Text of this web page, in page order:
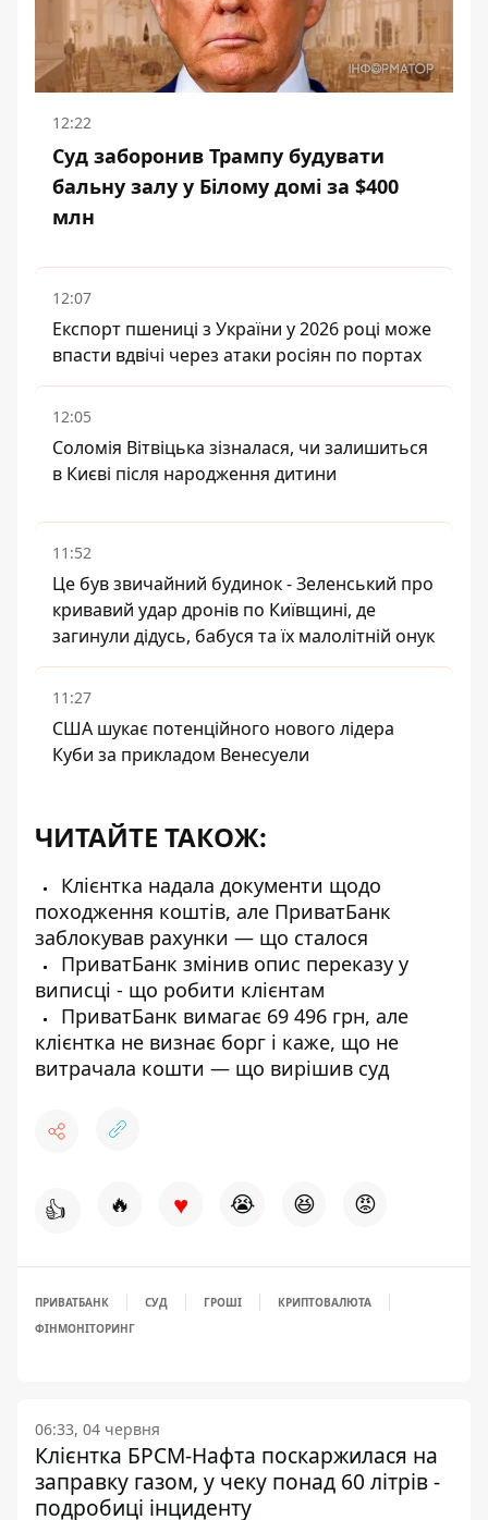
12:22
Суд заборонив Трампу будувати
бальну залу у Білому домі за $400
млн
12:07
Експорт пшениці з України у 2026 році може
впасти вдвічі через атаки росіян по портах
12:05
Соломія Вітвіцька зізналася, чи залишиться
в Києві після народження дитини
11:52
Це був звичайний будинок - Зеленський про
кривавий удар дронів по Київщині, де
загинули дідусь, бабуся та їх малолітній онук
11:27
США шукає потенційного нового лідера
Куби за прикладом Венесуели
ЧИТАЙТЕ ТАКОЖ:
Клієнтка надала документи щодо
походження коштів, але ПриватБанк
заблокував рахунки — що сталося
ПриватБанк змінив опис переказу у
виписці - що робити клієнтам
ПриватБанк вимагає 69 496 грн, але
клієнтка не визнає борг і каже, що не
витрачала кошти — що вирішив суд
👍 🔥 ♥ 😭 😆 😡
ПРИВАТБАНК СУД ГРОШІ
КРИПТОВАЛЮТА
ФІНМОНІТОРИНГ
06:33, 04 червня
Клієнтка БРСМ-Нафта поскаржилася на
заправку газом, у чеку понад 60 літрів -
подробиці інциденту